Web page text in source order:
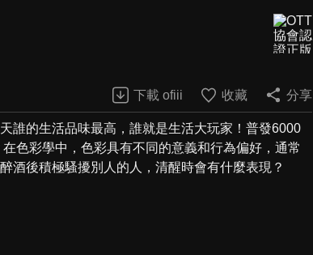
下載 ofiii 收藏 分享
誰的生活品味最高，誰就是生活大玩家！普發6000
色彩學中，色彩具有不同的意義和行為偏好，通常
酒後積極騷擾別人的人，清醒時會有什麼表現？